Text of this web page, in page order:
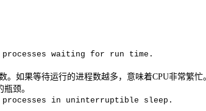
processes waiting for run time.
。如果等待运行的进程数越多，意味着CPU非常繁忙
颈。
processes in uninterruptible sleep.